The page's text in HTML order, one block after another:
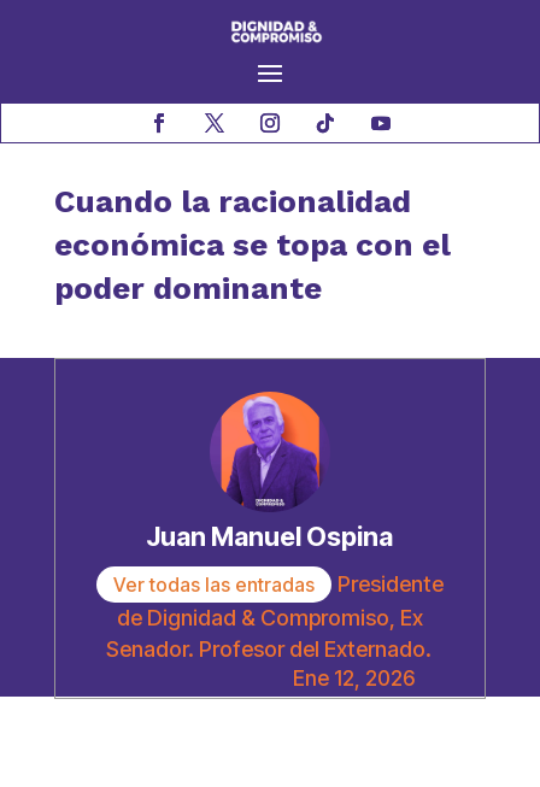
Cuando la racionalidad
económica se topa con el
poder dominante
Juan Manuel Ospina
Ver todas las entradas
Presidente
de Dignidad & Compromiso, Ex
Senador. Profesor del Externado.
Ene 12, 2026